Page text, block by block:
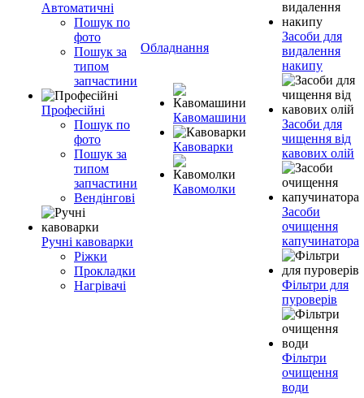
Автоматичні
Пошук по
фото
Пошук за
типом
запчастини
Професійні
Пошук по
фото
Пошук за
типом
запчастини
Вендінгові
Ручні кавоварки
Ріжки
Прокладки
Нагрівачі
Обладнання
Кавомашини
Кавоварки
Кавомолки
Засоби для
видалення
накипу
Засоби для
чищення від
кавових олій
Засоби
очищення
капучинатора
Фільтри для
пуроверів
Фільтри
очищення
води